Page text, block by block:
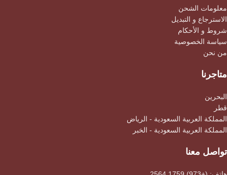
معلومات الشحن
الاسترجاع و التبديل
شروط و الأحكام
سياسة الخصوصية
من نحن
متاجرنا
البحرين
قطر
المملكة العربية السعودية - الرياض
المملكة العربية السعودية - الخبر
تواصل معنا